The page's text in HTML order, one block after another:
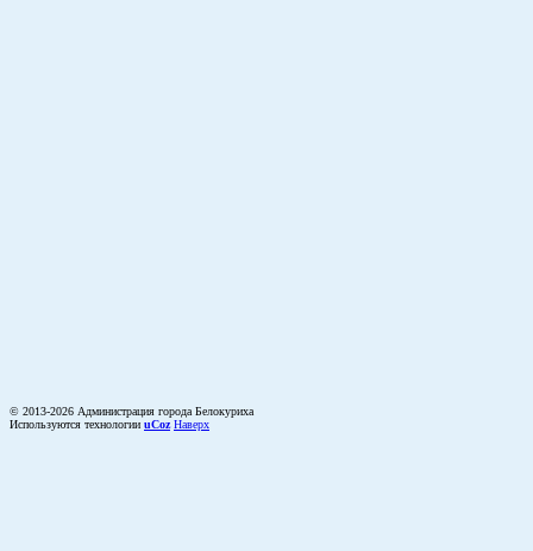
© 2013-2026 Администрация города Белокуриха
Используются технологии uCoz Наверх